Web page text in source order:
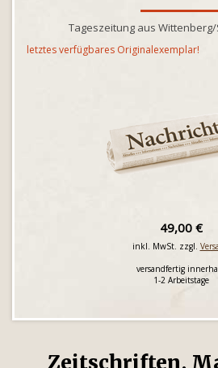
Tageszeitung aus
letztes verfügbares Originalexemplar!
49,00 €
inkl. MwSt. zzgl.
versandfertig
1-2 Arbeitstage
Zeitschriften,